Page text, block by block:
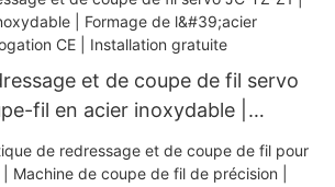
à vie
et de coupe de fil servo
fil en acier inoxydable |
inoxydable | Homologation CE